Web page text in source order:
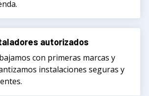
autorizados
con primeras marcas y
instalaciones seguras y